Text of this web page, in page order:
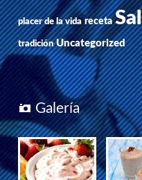
placer de la vida receta
tradición Uncategorized
Galería